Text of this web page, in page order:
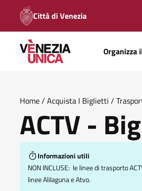
Città di Venezia
Organizza
Home/ Acquista I Biglietti /
ACTV -
Informazioni utili
NON INCLUSE: le linee di trasporto
linee Alilaguna e Atvo.